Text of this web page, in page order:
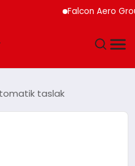
Falcon Aero Group,
taslak